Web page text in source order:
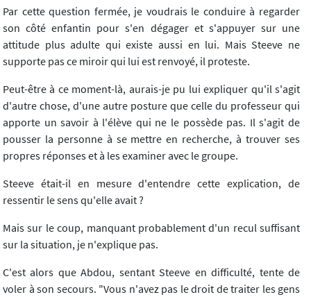
Par cette question fermée, je voudrais le conduire à regarder
son côté enfantin pour s'en dégager et s'appuyer sur une
attitude plus adulte qui existe aussi en lui. Mais Steeve ne
supporte pas ce miroir qui lui est renvoyé, il proteste.
Peut-être à ce moment-là, aurais-je pu lui expliquer qu'il s'agit
d'autre chose, d'une autre posture que celle du professeur qui
apporte un savoir à l'élève qui ne le possède pas. Il s'agit de
pousser la personne à se mettre en recherche, à trouver ses
propres réponses et à les examiner avec le groupe.
Steeve était-il en mesure d'entendre cette explication, de
ressentir le sens qu'elle avait ?
Mais sur le coup, manquant probablement d'un recul suffisant
sur la situation, je n'explique pas.
C'est alors que Abdou, sentant Steeve en difficulté, tente de
voler à son secours. "Vous n'avez pas le droit de traiter les gens